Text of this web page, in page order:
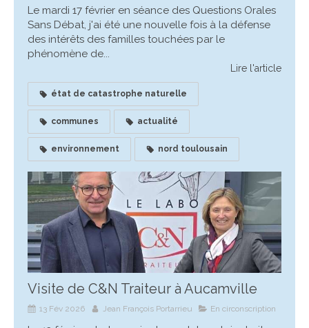
Le mardi 17 février en séance des Questions Orales
Sans Débat, j'ai été une nouvelle fois à la défense
des intérêts des familles touchées par le
phénomène de...
Lire l'article
état de catastrophe naturelle
communes actualité
environnement nord toulousain
Visite de C&N Traiteur à Aucamville
13 Fév 2026 Jean François Portarrieu En circonscription